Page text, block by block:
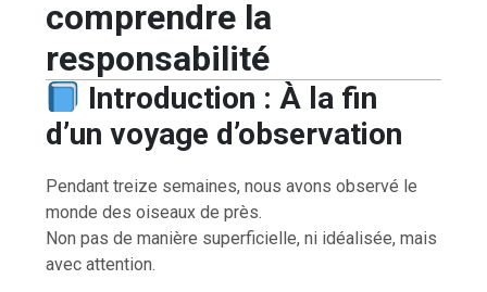
comprendre la
responsabilité
Introduction : À la fin
d’un voyage d’observation
Pendant treize semaines, nous avons observé le
monde des oiseaux de près.
Non pas de manière superficielle, ni idéalisée, mais
avec attention.